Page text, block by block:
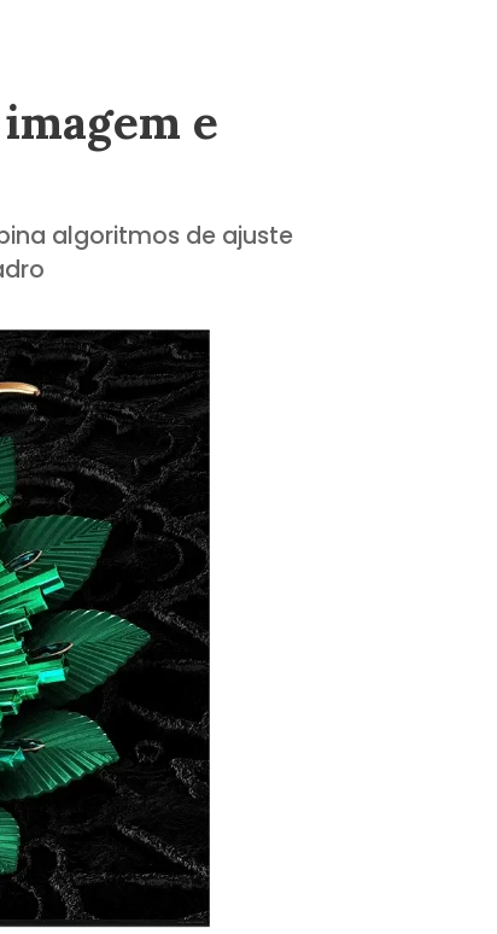
e
algoritmos de ajuste